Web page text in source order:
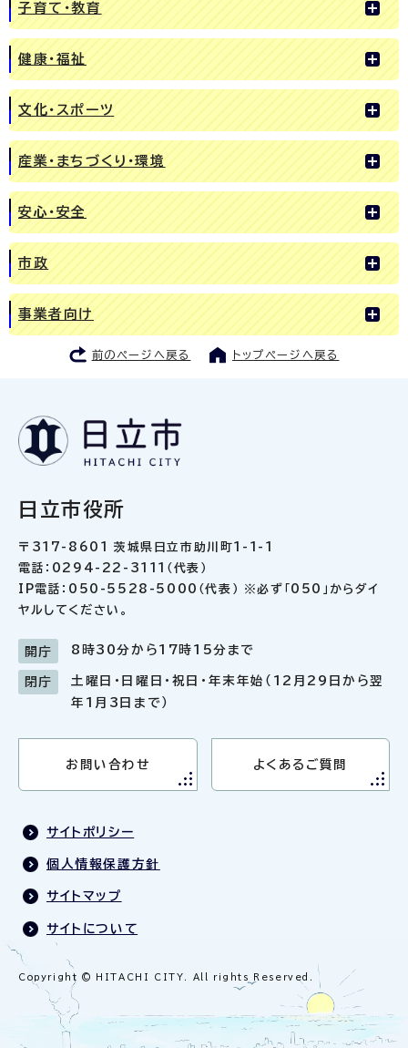
子育て・教育
健康・福祉
文化・スポーツ
産業・まちづくり・環境
安心・安全
市政
事業者向け
前のページへ戻る トップページへ戻る
日立市役所
〒317-8601 茨城県日立市助川町1-1-1
電話：0294-22-3111（代表）
IP電話：050-5528-5000（代表） ※必ず「050」からダイ
ヤルしてください。
開庁 8時30分から17時15分まで
閉庁
土曜日・日曜日・祝日・年末年始（12月29日から翌
年1月3日まで）
お問い合わせ よくあるご質問
サイトポリシー
個人情報保護方針
サイトマップ
サイトについて
Copyright © HITACHI CITY. All rights Reserved.